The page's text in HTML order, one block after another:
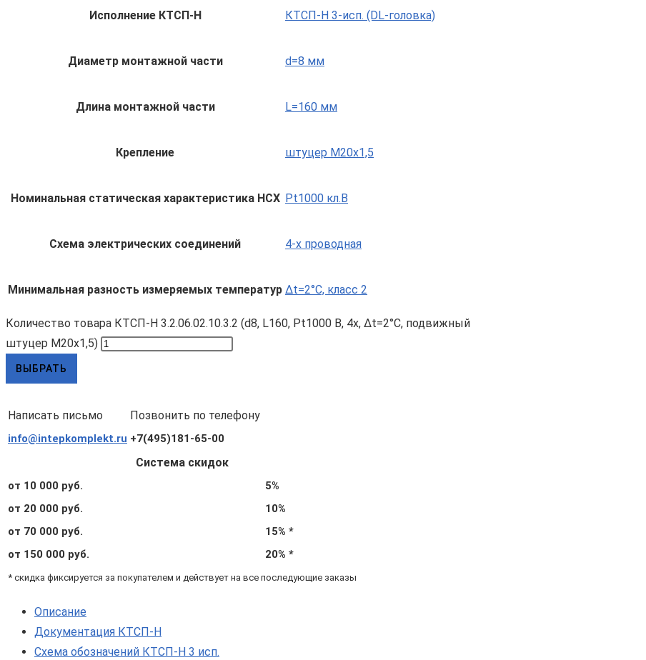
Исполнение КТСП-Н КТСП-Н 3-исп. (DL-головка)
Диаметр монтажной части d=8 мм
Длина монтажной части L=160 мм
Крепление штуцер М20х1,5
Номинальная статическая характеристика НСХ Pt1000 кл.B
Схема электрических соединений 4-х проводная
Минимальная разность измеряемых температур Δt=2°C, класс 2
Количество товара КТСП-Н 3.2.06.02.10.3.2 (d8, L160, Pt1000 B, 4х, Δt=2°C, подвижный
штуцер М20х1,5)
ВЫБРАТЬ
Написать письмо Позвонить по телефону
info@intepkomplekt.ru +7(495)181-65-00
Система скидок
от 10 000 руб.
5%
от 20 000 руб.
10%
от 70 000 руб.
15% *
от 150 000 руб.
20% *
* скидка фиксируется за покупателем и действует на все последующие заказы
Описание
Документация КТСП-Н
Схема обозначений КТСП-Н 3 исп.